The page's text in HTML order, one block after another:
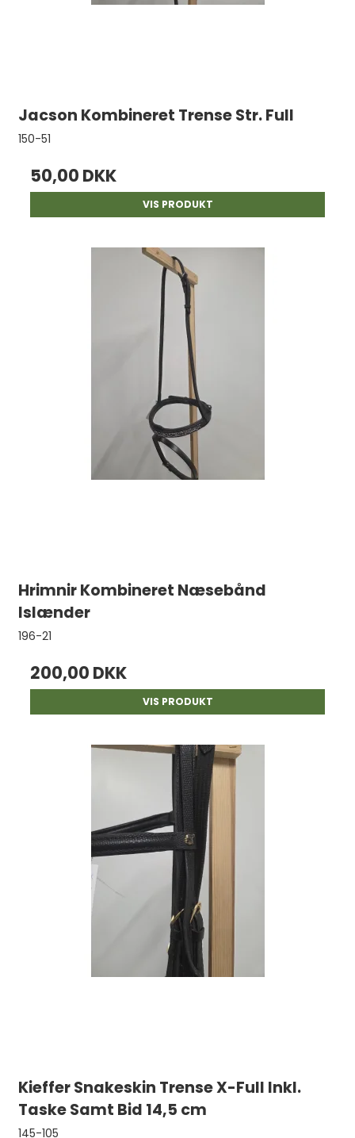
Jacson Kombineret Trense Str. Full
150-51
50,00 DKK
VIS PRODUKT
Hrimnir Kombineret Næsebånd
Islænder
196-21
200,00 DKK
VIS PRODUKT
Kieffer Snakeskin Trense X-Full Inkl.
Taske Samt Bid 14,5 cm
145-105